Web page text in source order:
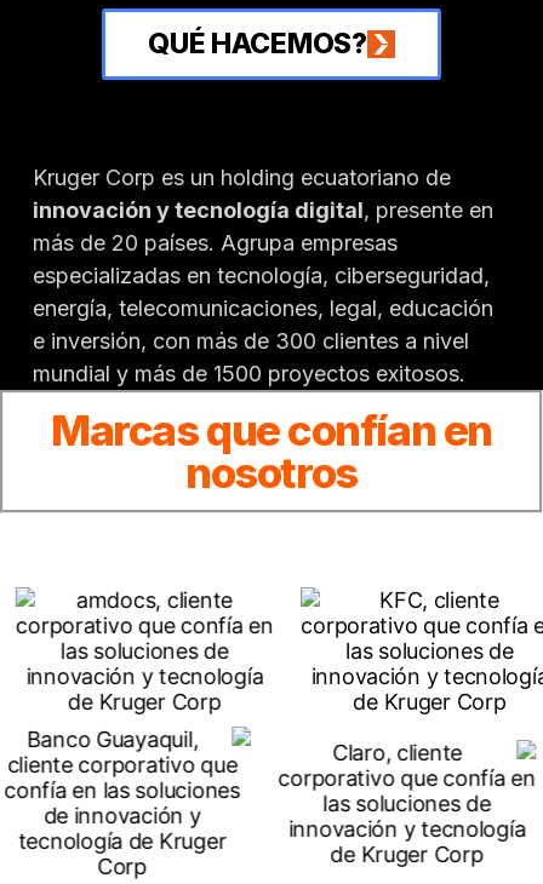
QUÉ HACEMOS?
Kruger Corp es un holding ecuatoriano de
innovación y tecnología digital, presente en
más de 20 países. Agrupa empresas
especializadas en tecnología, ciberseguridad,
energía, telecomunicaciones, legal, educación
e inversión, con más de 300 clientes a nivel
mundial y más de 1500 proyectos exitosos.
Marcas que confían en
nosotros